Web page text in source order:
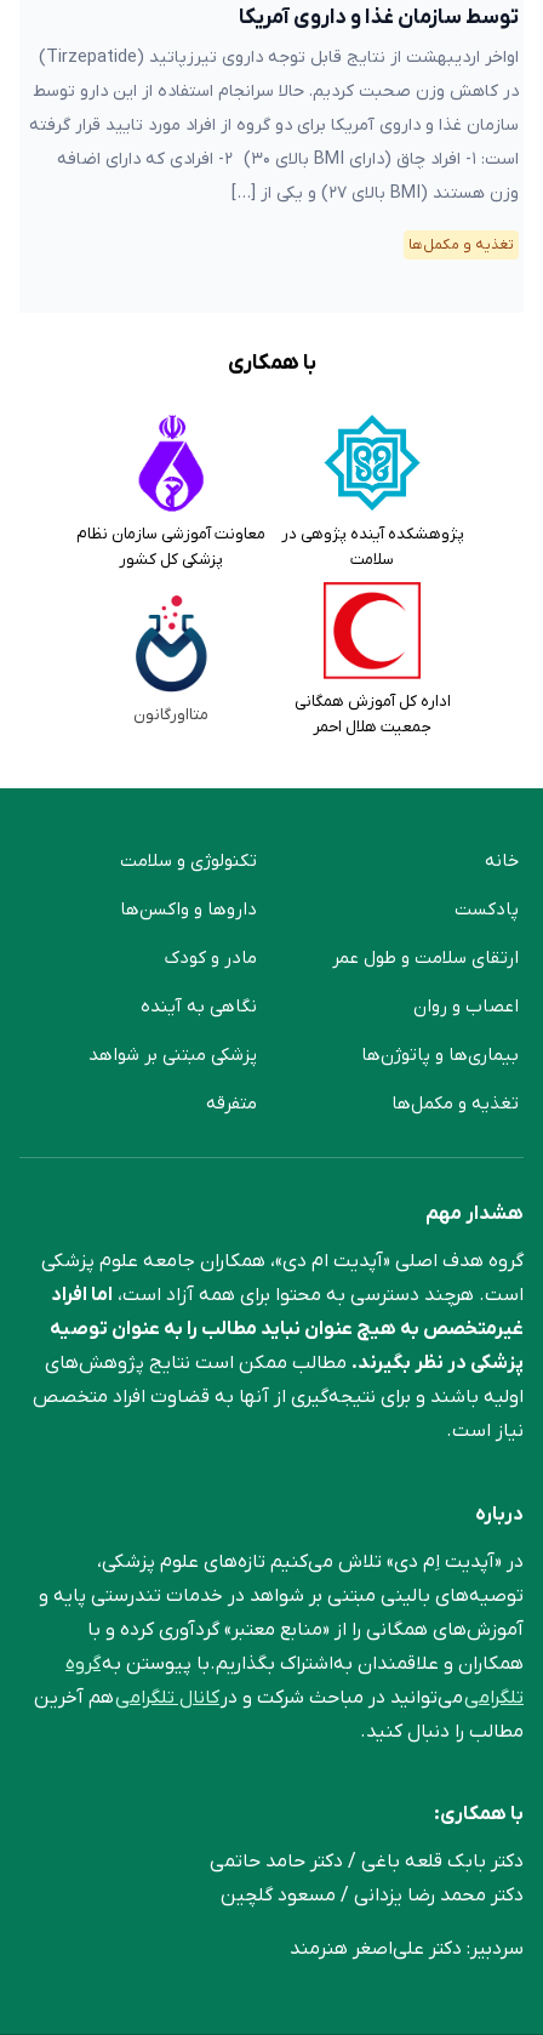
توسط سازمان غذا و داروی آمریکا
اواخر اردیبهشت از نتایج قابل توجه داروی تیرزپاتید (Tirzepatide)
در کاهش وزن صحبت کردیم. حالا سرانجام استفاده از این دارو توسط
سازمان غذا و داروی آمریکا برای دو گروه از افراد مورد تایید قرار گرفته
است: ۱- افراد چاق (دارای BMI بالای ۳۰) ۲- افرادی که دارای اضافه
وزن هستند (BMI بالای ۲۷) و یکی از […]
تغذیه و مکمل‌ها
با همکاری
پژوهشکده آینده پژوهی در
سلامت
معاونت آموزشی سازمان نظام
پزشکی کل کشور
اداره کل آموزش همگانی
جمعیت هلال احمر
متااورگانون
خانه
پادکست
ارتقای سلامت و طول عمر
اعصاب و روان
بیماری‌ها و پاتوژن‌ها
تغذیه و مکمل‌ها
تکنولوژی و سلامت
دارو‌ها و واکسن‌ها
مادر و کودک
نگاهی به آینده
پزشکی مبتنی بر شواهد
متفرقه
هشدار مهم
گروه هدف اصلی «آپدیت ام دی»، همکاران جامعه علوم ‌پزشکی
است. هرچند دسترسی به محتوا برای همه آزاد است، اما افراد
غیرمتخصص به هیچ عنوان نباید مطالب را به عنوان توصیه
پزشکی در نظر بگیرند. مطالب ممکن است نتایج پژوهش‌های
اولیه باشند و برای نتیجه‌گیری از آنها به قضاوت افراد متخصص
نیاز است.
درباره
در «آپدیت اِم دی» تلاش می‌کنیم تازه‌های علوم پزشکی،
توصیه‌های بالینی مبتنی بر شواهد در خدمات تندرستی پایه و
آموزش‌های همگانی را از «منابع معتبر» گردآوری کرده و با
همکاران و علاقمندان به‌اشتراک بگذاریم.با پیوستن بهگروه
تلگرامیمی‌توانید در مباحث شرکت و درکانال تلگرامیهم آخرین
مطالب را دنبال کنید.
با همکاری:
دکتر بابک قلعه‌ باغی / دکتر حامد حاتمی
دکتر محمد رضا یزدانی / مسعود گلچین
سردبیر: دکتر علی‌اصغر هنرمند